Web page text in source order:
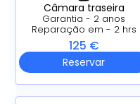
Câmara traseira
Garantia - 2 anos
Reparação em - 2 hrs
125 €
Reservar